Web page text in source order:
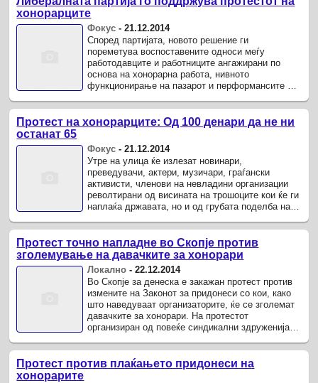
хонорарците
Фокус -21.12.2014
Според партијата, новото решение ги
пореметува воспоставените односи меѓу
работодавците и работниците ангажирани по
основа на хонорарна работа, нивното
функционирање на пазарот и перформансите на
Протест на хонорарците: Од 100 денари да не ни
останат 65
Фокус -21.12.2014
Утре на улица ќе излезат новинари,
преведувачи, актери, музичари, граѓански
активисти, членови на невладини организации
револтирани од висината на трошоците кои ќе ги
наплаќа државата, но и од грубата поделба на
Протест точно напладне во Скопје против
зголемување на давачките за хонорари
Локално -22.12.2014
Во Скопје за денеска е закажан протест против
измените на Законот за придонеси со кои, како
што наведуваат организаторите, ќе се зголемат
давачките за хонорари. На протестот
организиран од повеќе синдикални здруженија и
Протест против плаќањето придонеси на
хонорарите